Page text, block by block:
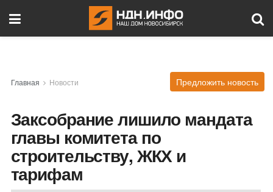
Главная Новости Предложить новость
Заксобрание лишило мандата
главы комитета по
строительству, ЖКХ и
тарифам